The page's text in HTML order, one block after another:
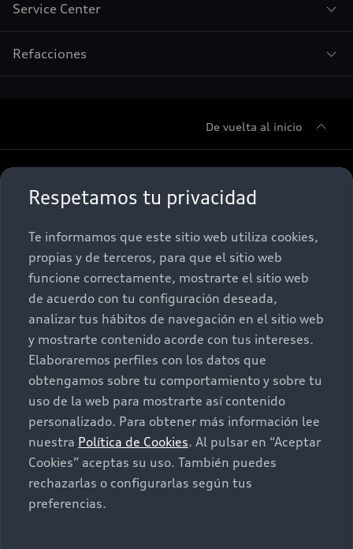
Respetamos tu privacidad
Te informamos que este sitio web utiliza cookies,
propias y de terceros, para que el sitio web
funcione correctamente, mostrarte el sitio web
de acuerdo con tu configuración deseada,
analizar tus hábitos de navegación en el sitio web
y mostrarte contenido acorde con tus intereses.
Elaboraremos perfiles con los datos que
obtengamos sobre tu comportamiento y sobre tu
uso de la web para mostrarte así contenido
personalizado. Para obtener más información lee
nuestra Política de Cookies. Al pulsar en “Aceptar
Cookies” aceptas su uso. También puedes
rechazarlas o configurarlas según tus
preferencias.
Service Center
Refacciones
De vuelta al inicio
Sobre Nosotros
Nuestras Promociones
Postventa
Audi Aftersales
Autos Nuevos
Quiero un Audi nuevo
Seminuevos
Audi certified:Plus
Contacto
Contáctanos
Citas de servicio
Información de vehículo nuevo